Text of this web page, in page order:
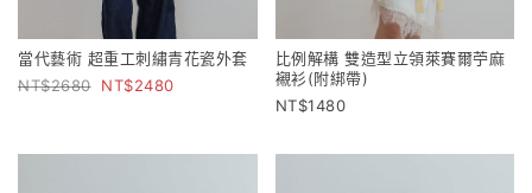
當代藝術 超重工刺繡青花瓷外套
2680
2480
比例解構 雙造型立領萊賽爾苧麻
襯衫(附綁帶)
1480